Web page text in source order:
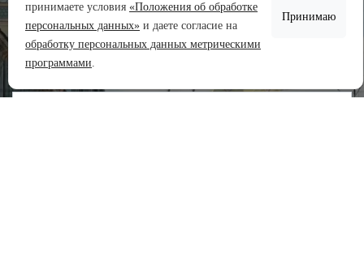
Продажа участков
Задать вопрос
принимаете условия «Положения об обработке
персональных данных» и даете согласие на
обработку персональных данных метрическими
программами.
Принимаю